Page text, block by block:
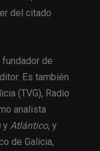
del citado
de
Es también
(TVG), Radio
analista
y Atlántico, y
de Galicia,